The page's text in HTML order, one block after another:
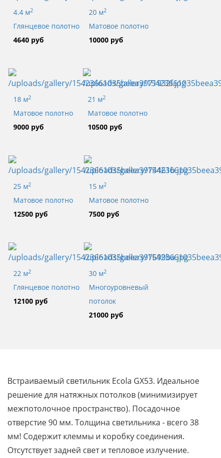
4.4 м2
Глянцевое полотно
4640 руб
20 м2
Матовое полотно
10000 руб
18 м2
Матовое полотно
9000 руб
21 м2
Матовое полотно
10500 руб
25 м2
Матовое полотно
12500 руб
15 м2
Матовое полотно
7500 руб
22 м2
Глянцевое полотно
12100 руб
30 м2
Многоуровневый
потолок
21000 руб
Bстраиваемый светильник Ecola GX53. Идеальное
решение для натяжных потолков (минимизирует
межпотолочное пространство). Посадочное
отверстие 90 мм. Толщина светильника - всего 38
мм! Содержит клеммы и коробку соединения.
Отсутствует задней свет и тепловое излучение.